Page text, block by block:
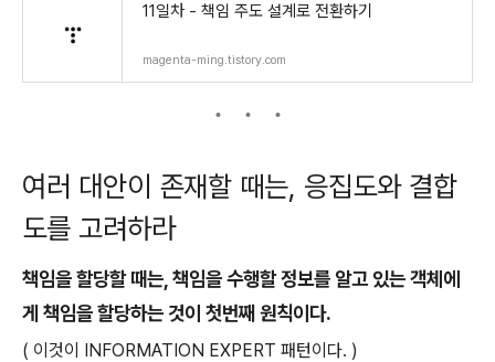
11일차 - 책임 주도 설계로 전환하기
magenta-ming.tistory.com
여러 대안이 존재할 때는, 응집도와 결합
도를 고려하라
책임을 할당할 때는, 책임을 수행할 정보를 알고 있는 객체에
게 책임을 할당하는 것이 첫번째 원칙이다.
( 이것이 INFORMATION EXPERT 패턴이다. )